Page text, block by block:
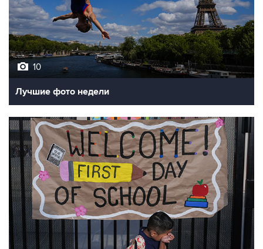
10
Лучшие фото недели